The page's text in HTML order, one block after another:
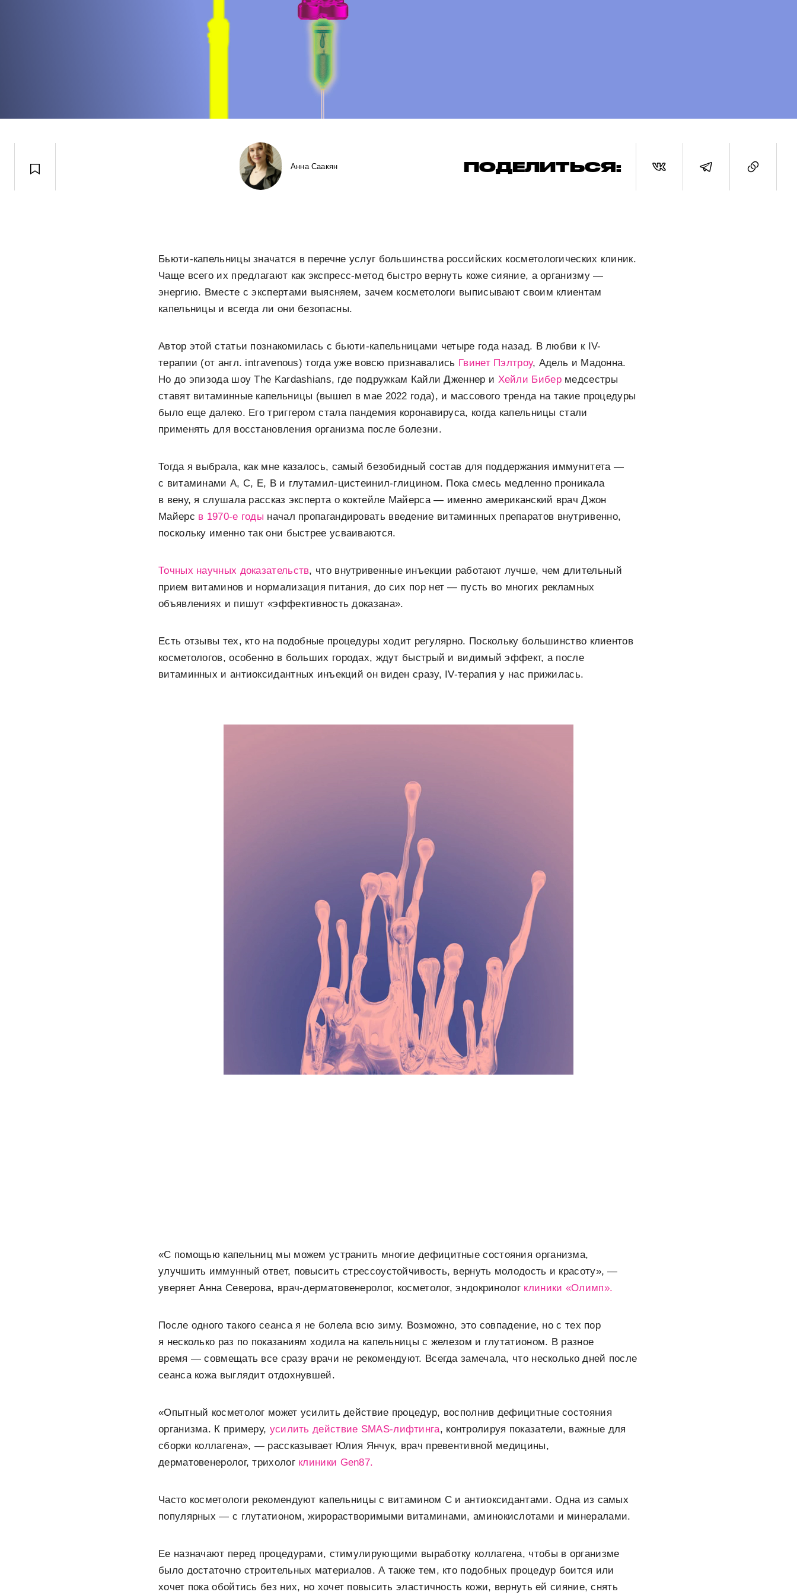
Анна Саакян ПОДЕЛИТЬСЯ:
Бьюти-капельницы значатся в перечне услуг большинства российских косметологических клиник.
Чаще всего их предлагают как экспресс-метод быстро вернуть коже сияние, а организму —
энергию. Вместе с экспертами выясняем, зачем косметологи выписывают своим клиентам
капельницы и всегда ли они безопасны.
Автор этой статьи познакомилась с бьюти-капельницами четыре года назад. В любви к IV-
терапии (от англ. intravenous) тогда уже вовсю признавались Гвинет Пэлтроу, Адель и Мадонна.
Но до эпизода шоу The Kardashians, где подружкам Кайли Дженнер и Хейли Бибермедсестры
ставят витаминные капельницы (вышел в мае 2022 года), и массового тренда на такие процедуры
было еще далеко. Его триггером стала пандемия коронавируса, когда капельницы стали
применять для восстановления организма после болезни.
Тогда я выбрала, как мне казалось, самый безобидный состав для поддержания иммунитета —
с витаминами А, С, Е, В и глутамил-цистеинил-глицином. Пока смесь медленно проникала
в вену, я слушала рассказ эксперта о коктейле Майерса — именно американский врач Джон
Майерс в 1970-е годы начал пропагандировать введение витаминных препаратов внутривенно,
поскольку именно так они быстрее усваиваются.
Точных научных доказательств, что внутривенные инъекции работают лучше, чем длительный
прием витаминов и нормализация питания, до сих пор нет — пусть во многих рекламных
объявлениях и пишут «эффективность доказана».
Есть отзывы тех, кто на подобные процедуры ходит регулярно. Поскольку большинство клиентов
косметологов, особенно в больших городах, ждут быстрый и видимый эффект, а после
витаминных и антиоксидантных инъекций он виден сразу, IV-терапия у нас прижилась.
«С помощью капельниц мы можем устранить многие дефицитные состояния организма,
улучшить иммунный ответ, повысить стрессоустойчивость, вернуть молодость и красоту», —
уверяет Анна Северова, врач-дерматовенеролог, косметолог, эндокринолог клиники «Олимп».
После одного такого сеанса я не болела всю зиму. Возможно, это совпадение, но с тех пор
я несколько раз по показаниям ходила на капельницы с железом и глутатионом. В разное
время — совмещать все сразу врачи не рекомендуют. Всегда замечала, что несколько дней после
сеанса кожа выглядит отдохнувшей.
«Опытный косметолог может усилить действие процедур, восполнив дефицитные состояния
организма. К примеру, усилить действие SMAS-лифтинга, контролируя показатели, важные для
сборки коллагена», — рассказывает Юлия Янчук, врач превентивной медицины,
дерматовенеролог, трихолог клиники Gen87.
Часто косметологи рекомендуют капельницы с витамином С и антиоксидантами. Одна из самых
популярных — с глутатионом, жирорастворимыми витаминами, аминокислотами и минералами.
Ее назначают перед процедурами, стимулирующими выработку коллагена, чтобы в организме
было достаточно строительных материалов. А также тем, кто подобных процедур боится или
хочет пока обойтись без них, но хочет повысить эластичность кожи, вернуть ей сияние, снять